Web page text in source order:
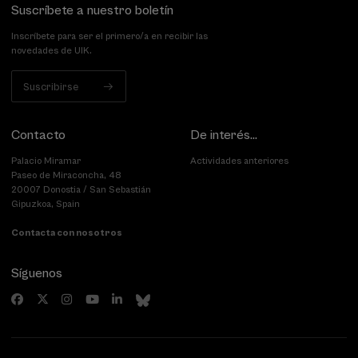
Suscríbete a nuestro boletín
Inscríbete para ser el primero/a en recibir las
novedades de UIK.
Suscribirse
Contacto
Palacio Miramar
Paseo de Miraconcha, 48
20007 Donostia / San Sebastián
Gipuzkoa, Spain
Contacta con nosotros
De interés...
Actividades anteriores
Síguenos